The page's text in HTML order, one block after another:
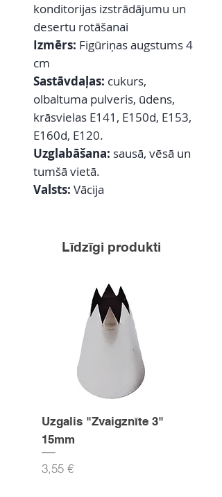
konditorijas izstrādājumu un
desertu rotāšanai
Izmērs: Figūriņas augstums 4
cm
Sastāvdaļas: cukurs,
olbaltuma pulveris, ūdens,
krāsvielas E141, E150d, E153,
E160d, E120.
Uzglabāšana: sausā, vēsā un
tumšā vietā.
Valsts: Vācija
Līdzīgi produkti
Uzgalis "Zvaigznīte 3"
15mm
Cena
3,55 €